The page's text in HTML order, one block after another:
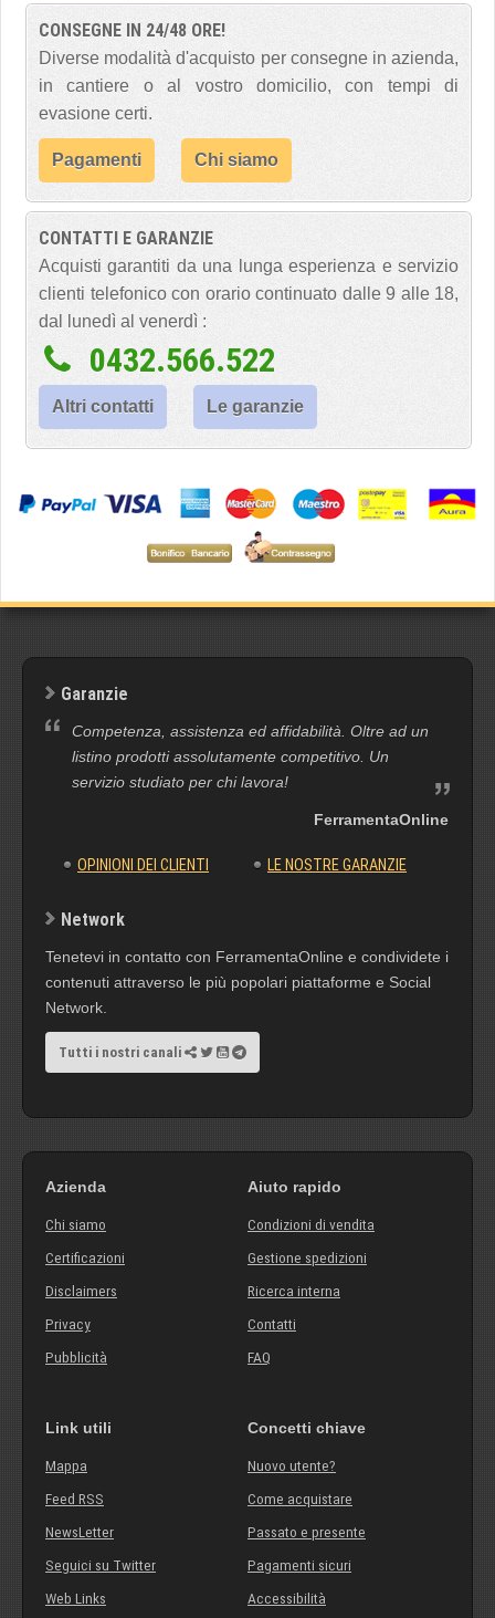
CONSEGNE IN 24/48 ORE!
Diverse modalità d'acquisto per consegne in azienda,
in cantiere o al vostro domicilio, con tempi di
evasione certi.
Pagamenti Chi siamo
CONTATTI E GARANZIE
Acquisti garantiti da una lunga esperienza e servizio
clienti telefonico con orario continuato dalle 9 alle 18,
dal lunedì al venerdì :
0432.566.522
Altri contatti Le garanzie
Garanzie
Competenza, assistenza ed affidabilità. Oltre ad un
listino prodotti assolutamente competitivo. Un
servizio studiato per chi lavora!
FerramentaOnline
OPINIONI DEI CLIENTI LE NOSTRE GARANZIE
Network
Tenetevi in contatto con FerramentaOnline e condividete i
contenuti attraverso le più popolari piattaforme e Social
Network.
Tutti i nostri canali
Azienda
Chi siamo
Certificazioni
Disclaimers
Privacy
Pubblicità
Aiuto rapido
Condizioni di vendita
Gestione spedizioni
Ricerca interna
Contatti
FAQ
Link utili
Mappa
Feed RSS
NewsLetter
Seguici su Twitter
Web Links
Concetti chiave
Nuovo utente?
Come acquistare
Passato e presente
Pagamenti sicuri
Accessibilità